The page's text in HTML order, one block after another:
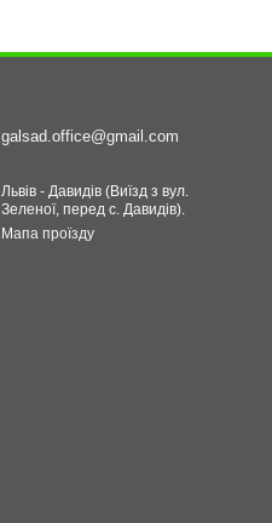
galsad.office@gmail.com
Львів - Давидів (Виїзд з вул.
Зеленої, перед с. Давидів).
Мапа проїзду